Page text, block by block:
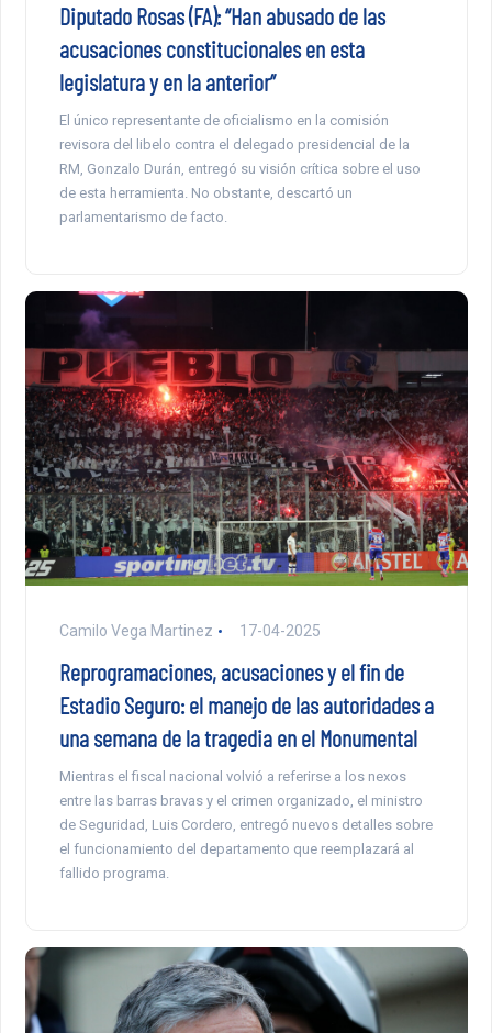
Diputado Rosas (FA): “Han abusado de las
acusaciones constitucionales en esta
legislatura y en la anterior”
El único representante de oficialismo en la comisión
revisora del libelo contra el delegado presidencial de la
RM, Gonzalo Durán, entregó su visión crítica sobre el uso
de esta herramienta. No obstante, descartó un
parlamentarismo de facto.
Camilo Vega Martinez 17-04-2025
Reprogramaciones, acusaciones y el fin de
Estadio Seguro: el manejo de las autoridades a
una semana de la tragedia en el Monumental
Mientras el fiscal nacional volvió a referirse a los nexos
entre las barras bravas y el crimen organizado, el ministro
de Seguridad, Luis Cordero, entregó nuevos detalles sobre
el funcionamiento del departamento que reemplazará al
fallido programa.